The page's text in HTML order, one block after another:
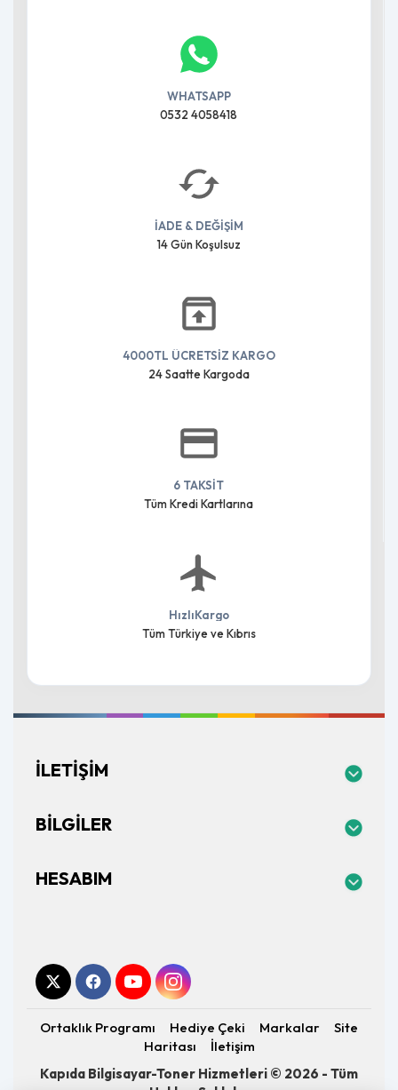
WHATSAPP
0532 4058418
İADE & DEĞİŞİM
14 Gün Koşulsuz
4000TL ÜCRETSİZ KARGO
24 Saatte Kargoda
6 TAKSİT
Tüm Kredi Kartlarına
HızlıKargo
Tüm Türkiye ve Kıbrıs
İLETIŞIM
BILGILER
HESABIM
Ortaklık Programı Hediye Çeki Markalar
Site
Haritası
İletişim
Kapıda Bilgisayar-Toner Hizmetleri © 2026 - Tüm